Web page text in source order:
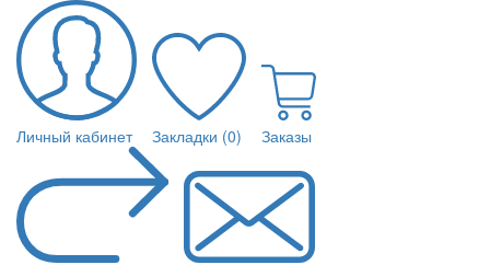
Личный кабинет Закладки (0) Заказы